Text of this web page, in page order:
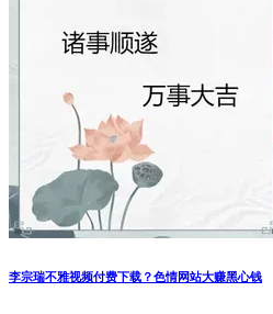
李宗瑞不雅视频付费下载？色情网站大赚黑心钱